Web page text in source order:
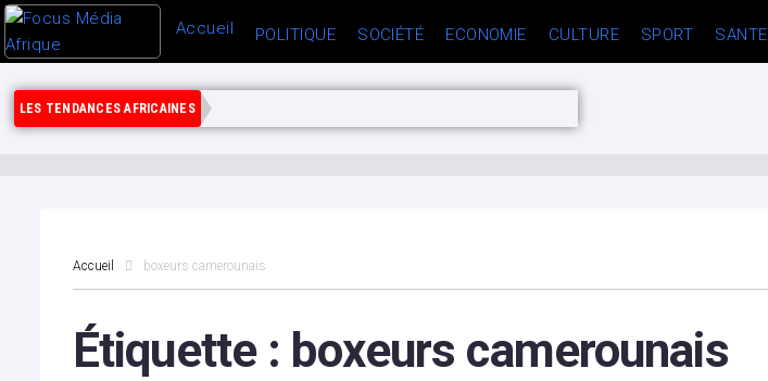
Accueil POLITIQUE SOCIÉTÉ ECONOMIE CULTURE SPORT SANTE
LES TENDANCES AFRICAINES
Accueil boxeurs camerounais
Étiquette : boxeurs camerounais